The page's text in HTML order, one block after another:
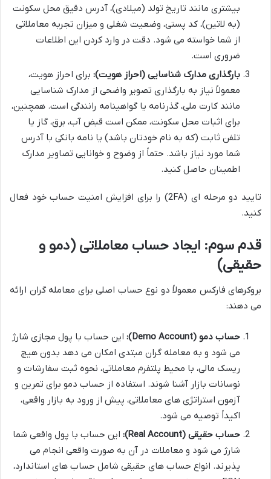
بیشتری مانند تاریخ تولد (میلادی)، آدرس دقیق محل سکونت
(به لاتین)، کد پستی، وضعیت شغلی و میزان تجربه معاملاتی
از شما خواسته می شود. دقت در وارد کردن این اطلاعات
ضروری است.
بارگذاری مدارک شناسایی (احراز هویت): برای احراز هویت،
معمولاً نیاز به بارگذاری تصویر واضحی از مدارک شناسایی
مانند کارت ملی، گذرنامه یا گواهینامه رانندگی است. همچنین،
برای اثبات محل سکونت، ممکن است قبض آب، برق، گاز یا
تلفن ثابت (که به نام خودتان باشد) یا نامه بانکی با آدرس
شما مورد نیاز باشد. حتماً از وضوح و خوانایی تصاویر مدارک
اطمینان حاصل کنید.
تایید دو مرحله ای (2FA) را برای افزایش امنیت حساب خود فعال
کنید.
قدم سوم: ایجاد حساب معاملاتی (دمو و
حقیقی)
بروکرهای فارکس معمولاً دو نوع حساب اصلی برای معامله گران ارائه
می دهند:
حساب دمو (Demo Account):
این حساب با پول مجازی شارژ
می شود و به معامله گران مبتدی امکان می دهد بدون هیچ
ریسک مالی، با محیط پلتفرم معاملاتی، نحوه ثبت سفارشات و
نوسانات بازار آشنا شوند. استفاده از حساب دمو برای تمرین و
آزمون استراتژی های معاملاتی، پیش از ورود به بازار واقعی،
اکیداً توصیه می شود.
حساب حقیقی (Real Account):
این حساب با پول واقعی شما
شارژ می شود و معاملات در آن به صورت واقعی انجام می
پذیرند. انواع حساب های حقیقی شامل حساب های استاندارد،